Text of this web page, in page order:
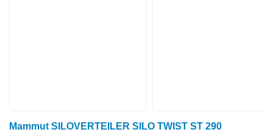
Mammut SILOVERTEILER SILO TWIST ST 290